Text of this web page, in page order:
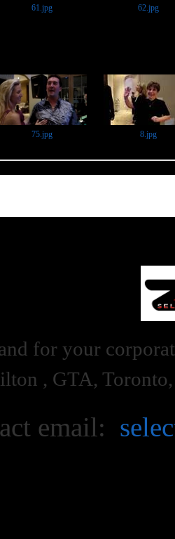
61.jpg 62.jpg
75.jpg 8.jpg
for your
, GTA,
email: